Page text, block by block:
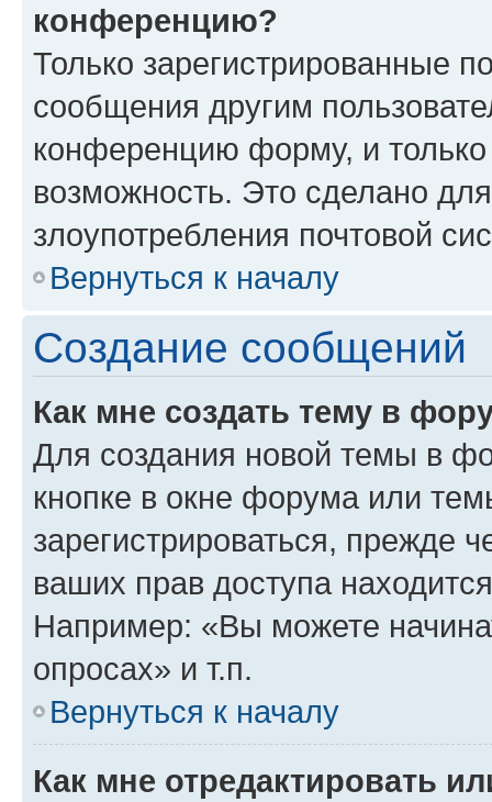
конференцию?
Только зарегистрированные
сообщения другим
конференцию форму, и
возможность. Это сделано
злоупотребления почтовой
Вернуться к началу
Создание сообщений
Как мне создать тему в
Для создания новой темы в
кнопке в окне форума или
зарегистрироваться, прежде
ваших прав доступа
Например: «Вы можете
опросах» и т.п.
Вернуться к началу
Как мне отредактировать